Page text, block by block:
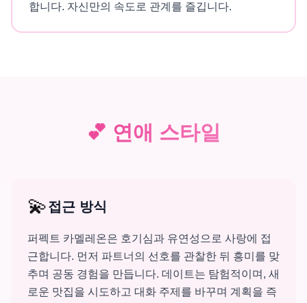
합니다. 자신만의 속도로 관계를 즐깁니다.
💕 연애 스타일
💫접근 방식
퍼펙트 카멜레온은 호기심과 유연성으로 사랑에 접
근합니다. 먼저 파트너의 선호를 관찰한 뒤 흥미를 맞
추며 공동 경험을 만듭니다. 데이트는 탐험적이며, 새
로운 맛집을 시도하고 대화 주제를 바꾸며 계획을 즉